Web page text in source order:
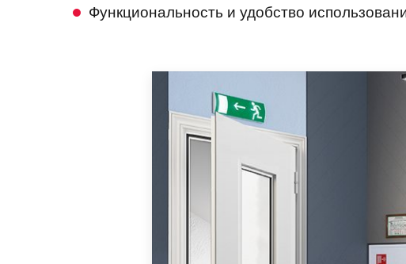
Функциональность и удобство